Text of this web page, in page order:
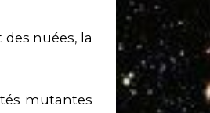
nuées, la
mutantes